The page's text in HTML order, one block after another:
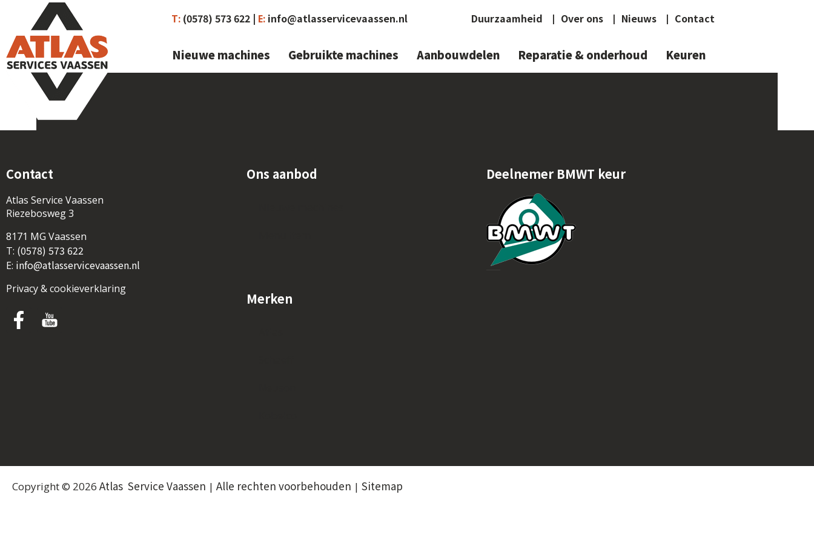
T: (0578) 573 622 | E: info@atlasservicevaassen.nl Duurzaamheid Over ons Nieuws Contact
Nieuwe machines Gebruikte machines Aanbouwdelen Reparatie & onderhoud Keuren
Contact
Atlas Service Vaassen
Riezebosweg 3
8171 MG Vaassen
T: (0578) 573 622
E: info@atlasservicevaassen.nl
Privacy & cookieverklaring
Ons aanbod
Merken
Deelnemer BMWT keur
Copyright © 2026 Atlas Service Vaassen | Alle rechten voorbehouden | Sitemap